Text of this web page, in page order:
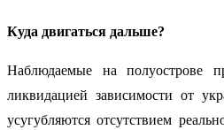
Куда двигаться дальше?
Наблюдаемые на полуострове
ликвидацией зависимости от
усугубляются отсутствием